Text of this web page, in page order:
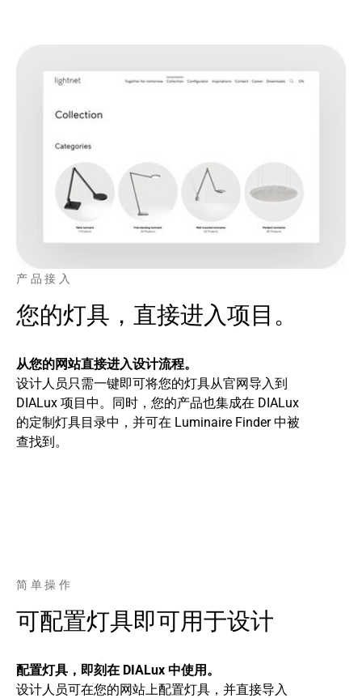
产品接入
您的灯具，直接进入项目。
从您的网站直接进入设计流程。
设计人员只需一键即可将您的灯具从官网导入到
DIALux 项目中。同时，您的产品也集成在 DIALux
的定制灯具目录中，并可在 Luminaire Finder 中被
查找到。
简单操作
可配置灯具即可用于设计
配置灯具，即刻在 DIALux 中使用。
设计人员可在您的网站上配置灯具，并直接导入